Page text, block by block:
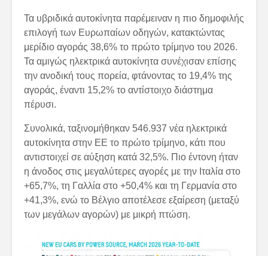
Τα υβριδικά αυτοκίνητα παρέμειναν η πιο δημοφιλής
επιλογή των Ευρωπαίων οδηγών, κατακτώντας
μερίδιο αγοράς 38,6% το πρώτο τρίμηνο του 2026.
Τα αμιγώς ηλεκτρικά αυτοκίνητα συνέχισαν επίσης
την ανοδική τους πορεία, φτάνοντας το 19,4% της
αγοράς, έναντι 15,2% το αντίστοιχο διάστημα
πέρυσι.
Συνολικά, ταξινομήθηκαν 546.937 νέα ηλεκτρικά
αυτοκίνητα στην ΕΕ το πρώτο τρίμηνο, κάτι που
αντιστοιχεί σε αύξηση κατά 32,5%. Πιο έντονη ήταν
η άνοδος στις μεγαλύτερες αγορές με την Ιταλία στο
+65,7%, τη Γαλλία στο +50,4% και τη Γερμανία στο
+41,3%, ενώ το Βέλγιο αποτέλεσε εξαίρεση (μεταξύ
των μεγάλων αγορών) με μικρή πτώση.